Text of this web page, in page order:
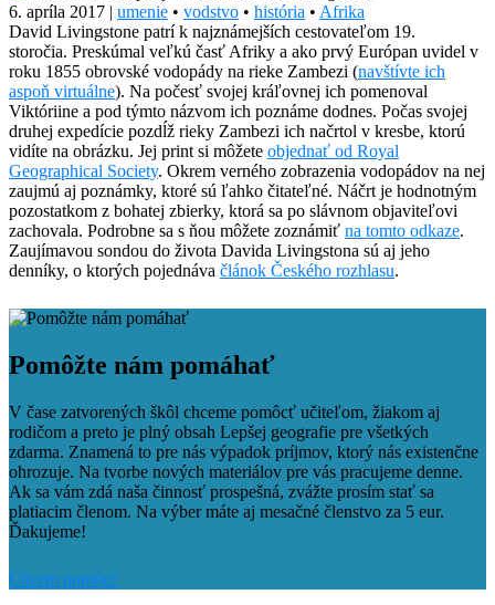
6. apríla 2017 | umenie • vodstvo • história • Afrika
David Livingstone patrí k najznámejších cestovateľom 19.
storočia. Preskúmal veľkú časť Afriky a ako prvý Európan uvidel v
roku 1855 obrovské vodopády na rieke Zambezi (navštívte ich
aspoň virtuálne). Na počesť svojej kráľovnej ich pomenoval
Viktóriine a pod týmto názvom ich poznáme dodnes. Počas svojej
druhej expedície pozdĺž rieky Zambezi ich načrtol v kresbe, ktorú
vidíte na obrázku. Jej print si môžete objednať od Royal
Geographical Society. Okrem verného zobrazenia vodopádov na nej
zaujmú aj poznámky, ktoré sú ľahko čitateľné. Náčrt je hodnotným
pozostatkom z bohatej zbierky, ktorá sa po slávnom objaviteľovi
zachovala. Podrobne sa s ňou môžete zoznámiť na tomto odkaze.
Zaujímavou sondou do života Davida Livingstona sú aj jeho
denníky, o ktorých pojednáva článok Českého rozhlasu.
Facebook
Tweet
Linkedin
Pomôžte nám pomáhať
V čase zatvorených škôl chceme pomôcť učiteľom, žiakom aj
rodičom a preto je plný obsah Lepšej geografie pre všetkých
zdarma. Znamená to pre nás výpadok príjmov, ktorý nás existenčne
ohrozuje. Na tvorbe nových materiálov pre vás pracujeme denne.
Ak sa vám zdá naša činnosť prospešná, zvážte prosím stať sa
platiacim členom. Na výber máte aj mesačné členstvo za 5 eur.
Ďakujeme!
Chcem pomôcť